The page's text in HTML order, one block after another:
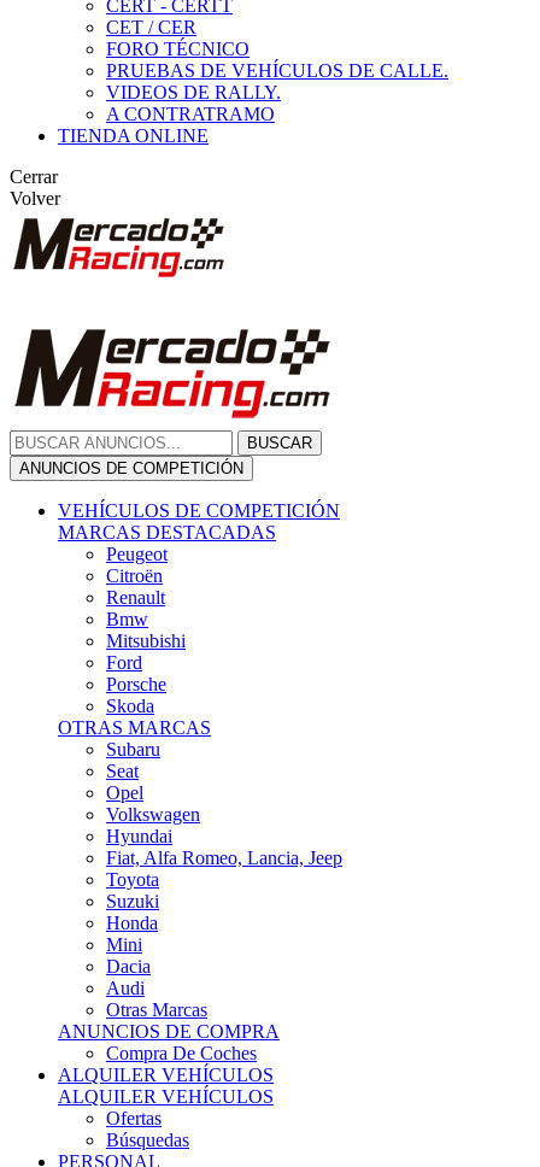
CERT - CERTT
CET / CER
FORO TÉCNICO
PRUEBAS DE VEHÍCULOS DE CALLE.
VIDEOS DE RALLY.
A CONTRATRAMO
TIENDA ONLINE
Cerrar
Volver
BUSCAR
ANUNCIOS DE COMPETICIÓN
VEHÍCULOS DE COMPETICIÓN
MARCAS DESTACADAS
Peugeot
Citroën
Renault
Bmw
Mitsubishi
Ford
Porsche
Skoda
OTRAS MARCAS
Subaru
Seat
Opel
Volkswagen
Hyundai
Fiat, Alfa Romeo, Lancia, Jeep
Toyota
Suzuki
Honda
Mini
Dacia
Audi
Otras Marcas
ANUNCIOS DE COMPRA
Compra De Coches
ALQUILER VEHÍCULOS
ALQUILER VEHÍCULOS
Ofertas
Búsquedas
PERSONAL
COPILOTOS